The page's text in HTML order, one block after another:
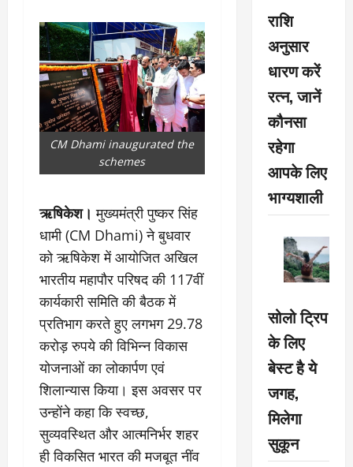
CM Dhami inaugurated the
schemes
ऋषिकेश। मुख्यमंत्री पुष्कर सिंह
धामी (CM Dhami) ने बुधवार
को ऋषिकेश में आयोजित अखिल
भारतीय महापौर परिषद की 117वीं
कार्यकारी समिति की बैठक में
प्रतिभाग करते हुए लगभग 29.78
करोड़ रुपये की विभिन्न विकास
योजनाओं का लोकार्पण एवं
शिलान्यास किया। इस अवसर पर
उन्होंने कहा कि स्वच्छ,
सुव्यवस्थित और आत्मनिर्भर शहर
ही विकसित भारत की मजबूत नींव
राशि
अनुसार
धारण करें
रत्न, जानें
कौनसा
रहेगा
आपके लिए
भाग्यशाली
सोलो ट्रिप
के लिए
बेस्ट है ये
जगह,
मिलेगा
सुकून